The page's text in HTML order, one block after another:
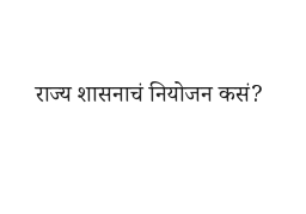
राज्य शासनाचं नियोजन कसं?